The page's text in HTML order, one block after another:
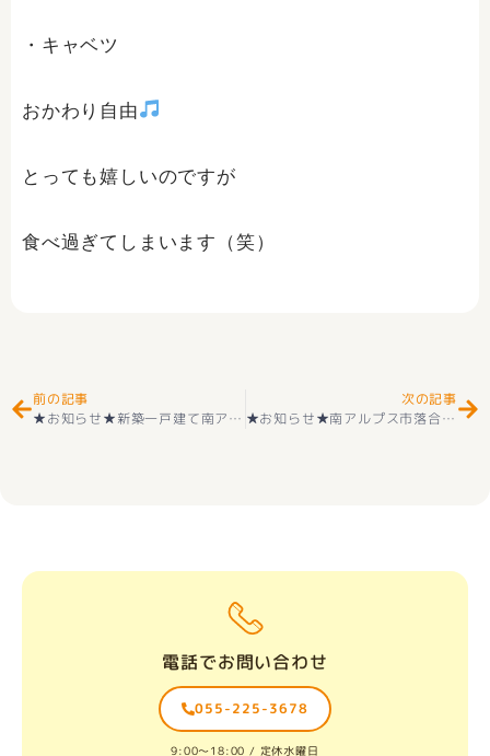
・キャベツ
おかわり自由
とっても嬉しいのですが
食べ過ぎてしまいます（笑）
前の記事
★お知らせ★新築一戸建て南アルプス市 加賀美 （東花輪駅 ） 2階建 ４ＬＤＫ 第2期 1号 好評販売中
次の記事
★お知らせ★南アルプス市落合 新築建売住宅好評販売中
電話でお問い合わせ
055-225-3678
9:00〜18:00 / 定休水曜日